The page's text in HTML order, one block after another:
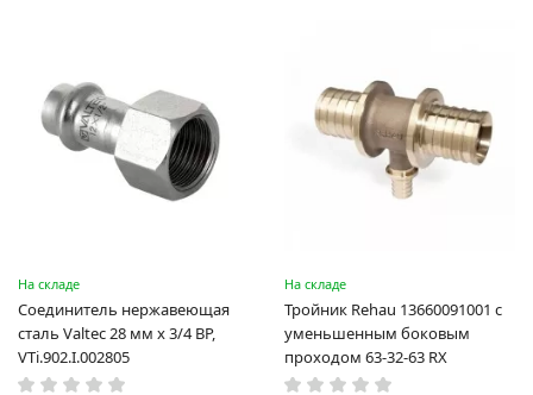
На складе
Соединитель нержавеющая
сталь Valtec 28 мм х 3/4 ВР,
VTi.902.I.002805
На складе
Тройник Rehau 13660091001 с
уменьшенным боковым
проходом 63-32-63 RX